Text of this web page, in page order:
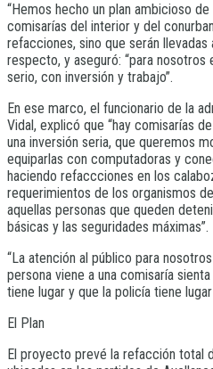
“Hemos hecho un plan ambicioso
comisarías del interior y del
refacciones, sino que serán llevadas
respecto, y aseguró: “para nosotros
serio, con inversión y trabajo”.
En ese marco, el funcionario de la
Vidal, explicó que “hay comisarías
una inversión seria, que queremos
equiparlas con computadoras y
haciendo refaccciones en los
requerimientos de los organismos
aquellas personas que queden
básicas y las seguridades máximas”.
“La atención al público para
persona viene a una comisaría
tiene lugar y que la policía tiene
El Plan
El proyecto prevé la refacción total